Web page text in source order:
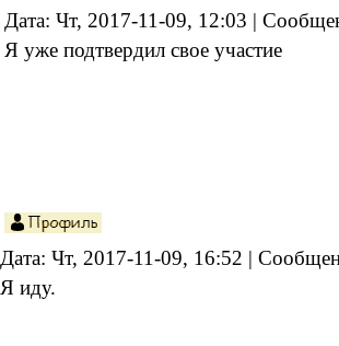
Дата: Чт, 2017-11-09, 12:03 |
Я уже подтвердил свое участие
Дата: Чт, 2017-11-09, 16:52 |
Я иду.